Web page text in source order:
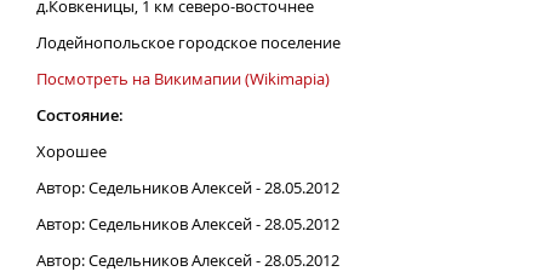
д.Ковкеницы, 1 км северо-восточнее
Лодейнопольское городское поселение
Посмотреть на Викимапии (Wikimapia)
Состояние:
Хорошее
Автор: Седельников Алексей - 28.05.2012
Автор: Седельников Алексей - 28.05.2012
Автор: Седельников Алексей - 28.05.2012